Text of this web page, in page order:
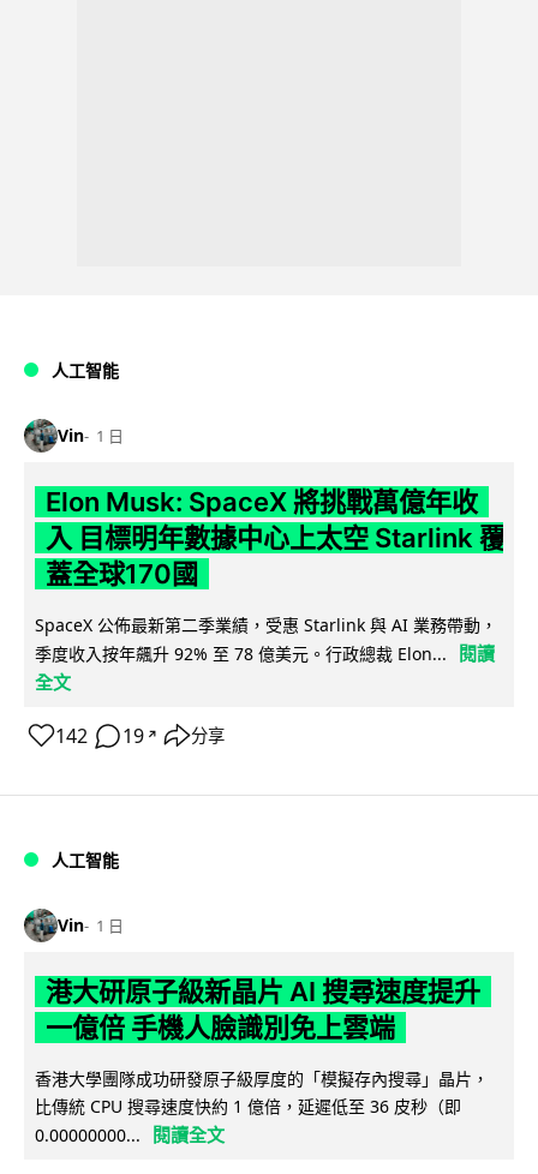
人工智能
Vin 1 日
Elon Musk: SpaceX 將挑戰萬億年收
入 目標明年數據中心上太空 Starlink 覆
蓋全球170國
SpaceX 公佈最新第二季業績，受惠 Starlink 與 AI 業務帶動，
季度收入按年飆升 92% 至 78 億美元。行政總裁 Elon...
閱讀
全文
142 19 ↗ 分享
人工智能
Vin 1 日
港大研原子級新晶片 AI 搜尋速度提升
一億倍 手機人臉識別免上雲端
香港大學團隊成功研發原子級厚度的「模擬存內搜尋」晶片，
比傳統 CPU 搜尋速度快約 1 億倍，延遲低至 36 皮秒（即
0.00000000...
閱讀全文